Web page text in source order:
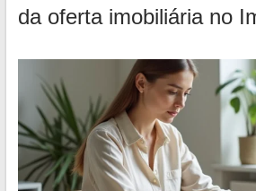
da oferta imobiliária no